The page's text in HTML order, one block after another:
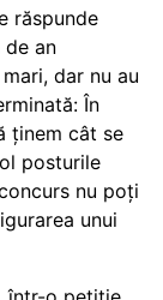
răspunde
an
dar nu au
În
ținem cât se
posturile
nu poți
unui